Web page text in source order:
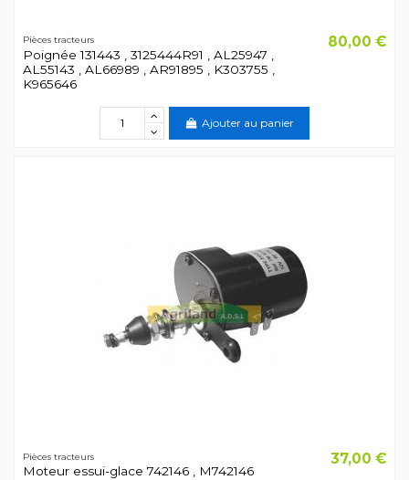
Pièces tracteurs
Poignée 131443 , 3125444R91 , AL25947 ,
AL55143 , AL66989 , AR91895 , K303755 ,
K965646
80,00 €
Ajouter au panier
Pièces tracteurs
Moteur essui-glace 742146 , M742146
37,00 €